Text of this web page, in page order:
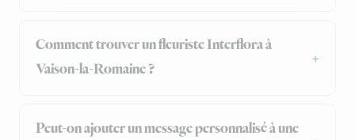
Comment trouver un fleuriste Interflora à
Vaison-la-Romaine ?
Peut-on ajouter un message personnalisé à une